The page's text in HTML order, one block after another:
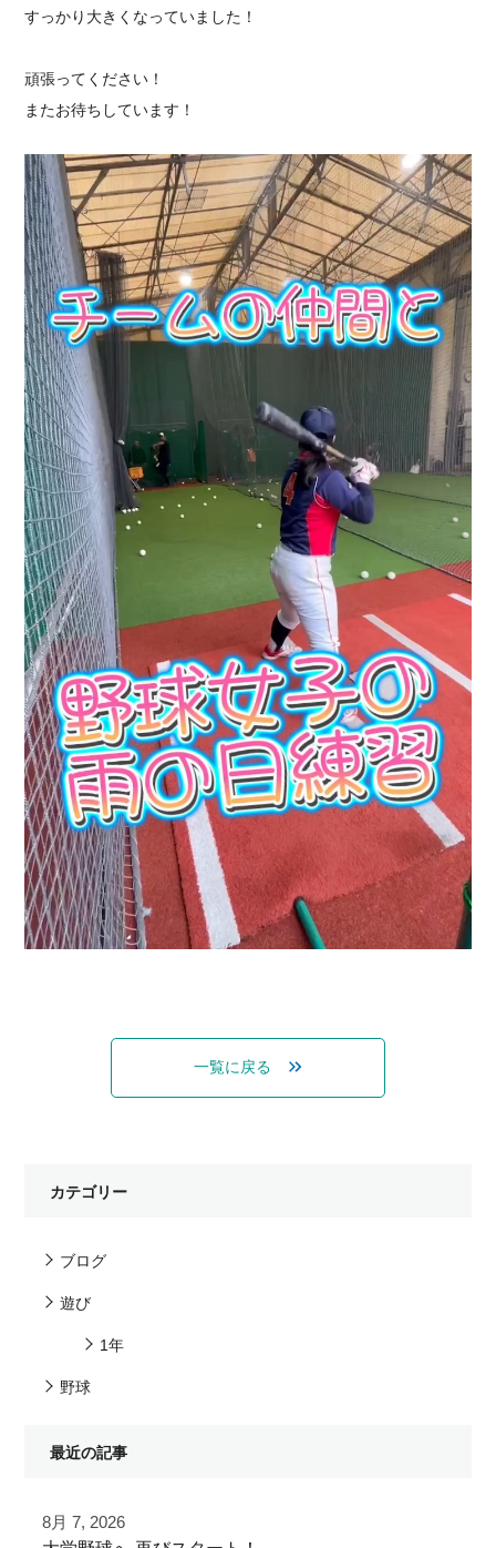
すっかり大きくなっていました！
頑張ってください！
またお待ちしています！
一覧に戻る
カテゴリー
ブログ
遊び
1年
野球
最近の記事
8月 7, 2026